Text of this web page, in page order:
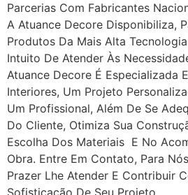
Parcerias Com Fabricantes
A Atuance Decore Disponibiliza,
Produtos Da Mais Alta
Intuito De Atender Às
Atuance Decore É Especializada
Interiores, Um Projeto
Um Profissional, Além De Se
Do Cliente, Otimiza Sua
Escolha Dos Materiais E No
Obra. Entre Em Contato, Para
Prazer Lhe Atender E Contribuir
Sofisticação De Seu Projeto.